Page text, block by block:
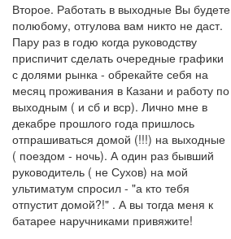
Второе. Работать в выходные Вы будете
полюбому, отгулова вам никто не даст.
Пару раз в годю когда руководству
приспичит сделать очередные графики
с долями рынка - обрекайте себя на
месяц проживания в Казани и работу по
выходным ( и сб и вср). Лично мне в
декабре прошлого года пришлось
отпрашиваться домой (!!!) на выходные
( поездом - ночь). А один раз бывший
руководитель ( не Сухов) на мой
ультиматум спросил - "а кто тебя
отпустит домой?!" . А вы тогда меня к
батарее наручниками привяжите!